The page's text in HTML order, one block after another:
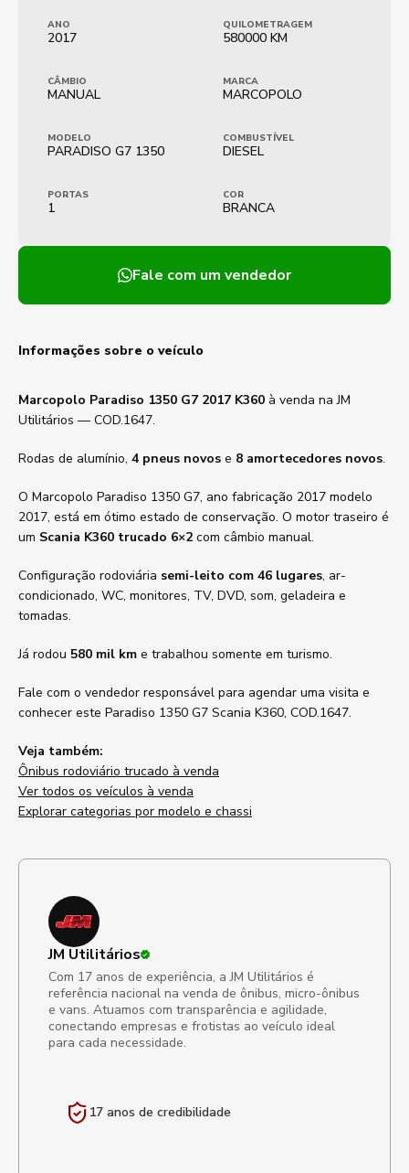
ANO
2017
QUILOMETRAGEM
580000 KM
CÂMBIO
MANUAL
MARCA
MARCOPOLO
MODELO
PARADISO G7 1350
COMBUSTÍVEL
DIESEL
PORTAS
1
COR
BRANCA
Fale com um vendedor
Informações sobre o veículo
Marcopolo Paradiso 1350 G7 2017 K360 à venda na JM
Utilitários — COD.1647.
Rodas de alumínio, 4 pneus novos e 8 amortecedores novos.
O Marcopolo Paradiso 1350 G7, ano fabricação 2017 modelo
2017, está em ótimo estado de conservação. O motor traseiro é
um Scania K360 trucado 6×2 com câmbio manual.
Configuração rodoviária semi-leito com 46 lugares, ar-
condicionado, WC, monitores, TV, DVD, som, geladeira e
tomadas.
Já rodou 580 mil km e trabalhou somente em turismo.
Fale com o vendedor responsável para agendar uma visita e
conhecer este Paradiso 1350 G7 Scania K360, COD.1647.
Veja também:
Ônibus rodoviário trucado à venda
Ver todos os veículos à venda
Explorar categorias por modelo e chassi
JM Utilitários
Com 17 anos de experiência, a JM Utilitários é
referência nacional na venda de ônibus, micro-ônibus
e vans. Atuamos com transparência e agilidade,
conectando empresas e frotistas ao veículo ideal
para cada necessidade.
17 anos de credibilidade